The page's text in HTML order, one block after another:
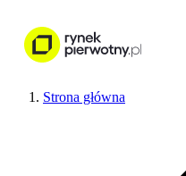
Strona główna